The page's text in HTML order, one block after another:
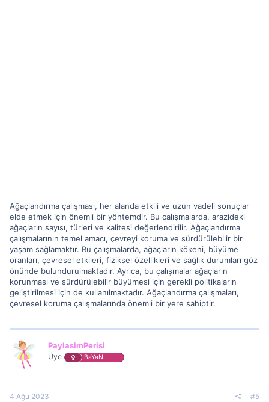
Ağaçlandırma çalışması, her alanda etkili ve uzun vadeli sonuçlar
elde etmek için önemli bir yöntemdir. Bu çalışmalarda, arazideki
ağaçların sayısı, türleri ve kalitesi değerlendirilir. Ağaçlandırma
çalışmalarının temel amacı, çevreyi koruma ve sürdürülebilir bir
yaşam sağlamaktır. Bu çalışmalarda, ağaçların kökeni, büyüme
oranları, çevresel etkileri, fiziksel özellikleri ve sağlık durumları göz
önünde bulundurulmaktadır. Ayrıca, bu çalışmalar ağaçların
korunması ve sürdürülebilir büyümesi için gerekli politikaların
geliştirilmesi için de kullanılmaktadır. Ağaçlandırma çalışmaları,
çevresel koruma çalışmalarında önemli bir yere sahiptir.
PaylasimPerisi
Üye BaYaN
4 Ağu 2023 #5